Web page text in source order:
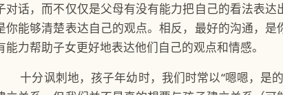
对话，而不仅仅是父母有没有能力把自己的看法表
你能够清楚表达自己的观点。相反，最好的沟通，
能力帮助子女更好地表达他们自己的观点和情感。
十分讽刺地，孩子年幼时，我们时常以“嗯嗯，